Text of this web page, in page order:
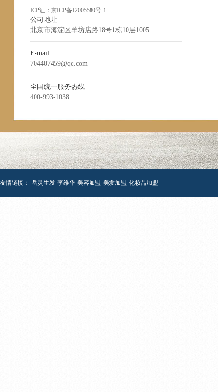
ICP证： 京ICP备12005580号-1
公司地址
北京市海淀区羊坊店路18号1栋10层1005
E-mail
704407459@qq.com
全国统一服务热线
400-993-1038
友情链接： 岳灵生发 李维华 美容加盟 美发加盟 化妆品加盟